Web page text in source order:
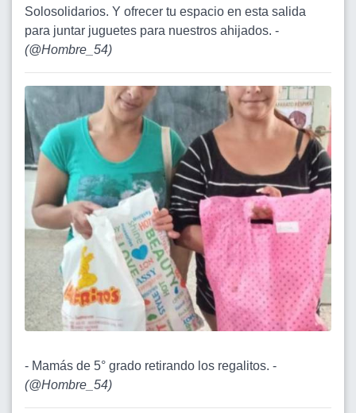
Solosolidarios. Y ofrecer tu espacio en esta salida
para juntar juguetes para nuestros ahijados. -
(@Hombre_54)
- Mamás de 5° grado retirando los regalitos. -
(@Hombre_54)